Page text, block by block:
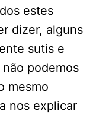
estes
dizer, alguns
sutis e
podemos
mesmo
nos explicar